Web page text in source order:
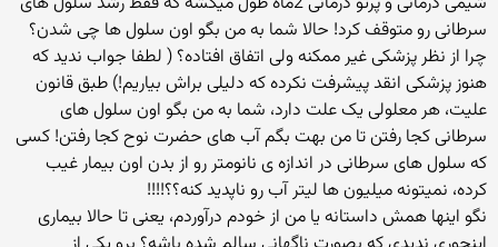
سرطانی رو متوقف کرد! حالا شما به من بگو اون سلول ها چی شدن؟
چرا از نظر پزشکی غیر ممکنه ولی اتفاق افتاده؟ ( لطفا جواب ندید که
هنوز پزشکی انقد پیشرفت نکرده که دلیلی براش بیاریم!) طبق قانون
علیت، هر معلولی یک علت دارد، شما به من بگو اون سلول های
سرطانی کجا رفتن تا من بهت بگم آب های حضرت نوح کجا رفتن! کسی
که سلول های سرطانی در اندازه ی نانومتر رو از بدن اون بیمار غیب
کرده، نمیتونه میلیون ها لیتر آب رو ناپدید کنه؟؟!!!!
نگو اینها همش داستانه یا من از خودم درآوردم، یعنی تا حالا بیماری